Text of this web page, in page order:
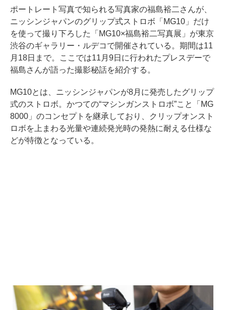
ポートレート写真で知られる写真家の福島裕二さんが、
ニッシンジャパンのグリップ式ストロボ「MG10」だけ
を使って撮り下ろした「MG10×福島裕二写真展」が東京
渋谷のギャラリー・ルデコで開催されている。期間は11
月18日まで。ここでは11月9日に行われたプレスデーで
福島さんが語った撮影秘話を紹介する。
MG10とは、ニッシンジャパンが8月に発売したグリップ
式のストロボ。かつての“マシンガンストロボ”こと「MG
8000」のコンセプトを継承しており、クリップオンスト
ロボを上まわる光量や連続発光時の発熱に耐える仕様な
どが特徴となっている。